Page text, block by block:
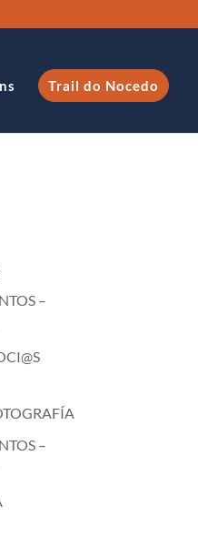
Trail do Nocedo
–
–